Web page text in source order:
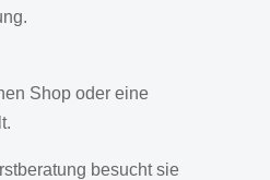
Shop oder eine
besucht sie